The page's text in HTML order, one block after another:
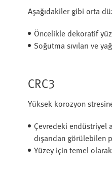
Aşağıdakiler gibi orta
Öncelikle dekoratif
Soğutma sıvıları ve
CRC3
Yüksek korozyon
Çevredeki endüstriyel
dışarıdan görülebilen
Yüzey için temel